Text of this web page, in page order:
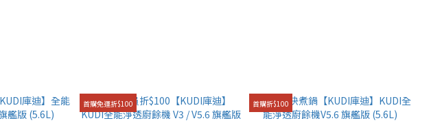
首購免運折$100 首購折$100